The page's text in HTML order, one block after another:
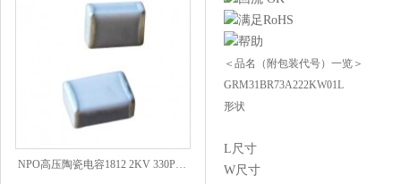
＜品名（附包装代号）一览＞
GRM31BR73A222KW01L
形状
L尺寸
W尺寸